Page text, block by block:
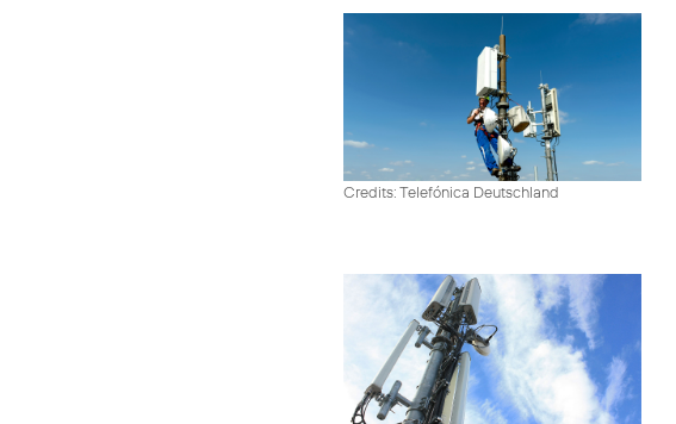
Credits: Telefónica Deutschland